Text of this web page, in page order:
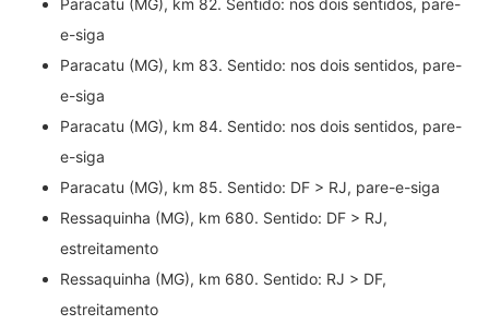
e-siga
Paracatu (MG), km 83. Sentido: nos dois sentidos, pare-
e-siga
Paracatu (MG), km 84. Sentido: nos dois sentidos, pare-
e-siga
Paracatu (MG), km 85. Sentido: DF > RJ, pare-e-siga
Ressaquinha (MG), km 680. Sentido: DF > RJ,
estreitamento
Ressaquinha (MG), km 680. Sentido: RJ > DF,
estreitamento